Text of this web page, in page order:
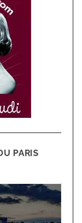
PARIS